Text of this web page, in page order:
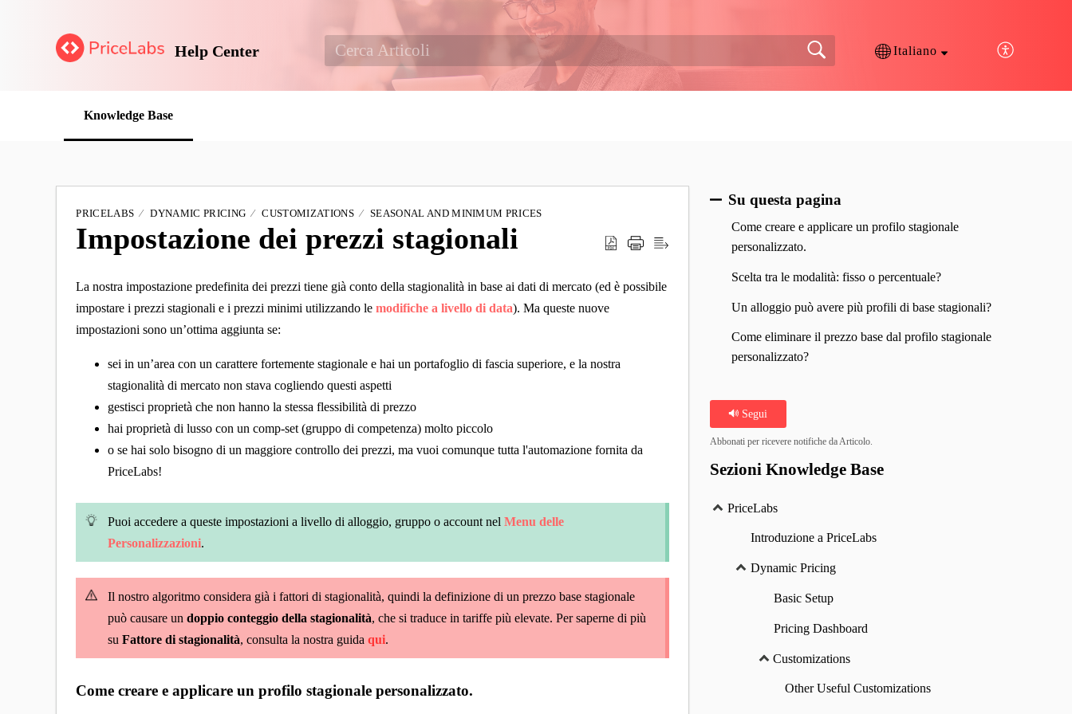
Help Center Italiano
Knowledge Base
PRICELABS DYNAMIC PRICING CUSTOMIZATIONS SEASONAL AND MINIMUM PRICES
Impostazione dei prezzi stagionali
La nostra impostazione predefinita dei prezzi tiene già conto della stagionalità in base ai dati di mercato (ed è possibile
impostare i prezzi stagionali e i prezzi minimi utilizzando lemodifiche a livello di data). Ma queste nuove
impostazioni sono un’ottima aggiunta se:
sei in un’area con un carattere fortemente stagionale e hai un portafoglio di fascia superiore, e la nostra
stagionalità di mercato non stava cogliendo questi aspetti
gestisci proprietà che non hanno la stessa flessibilità di prezzo
hai proprietà di lusso con un comp-set (gruppo di competenza) molto piccolo
o se hai solo bisogno di un maggiore controllo dei prezzi, ma vuoi comunque tutta l'automazione fornita da
PriceLabs!
Puoi accedere a queste impostazioni a livello di alloggio, gruppo o account nelMenu delle
Personalizzazioni.
Il nostro algoritmo considera già i fattori di stagionalità, quindi la definizione di un prezzo base stagionale
può causare undoppio conteggio della stagionalità, che si traduce in tariffe più elevate. Per saperne di più
suFattore di stagionalità, consulta la nostra guidaqui.
Come creare e applicare un profilo stagionale personalizzato.
Su questa pagina
Come creare e applicare un profilo stagionale
personalizzato.
Scelta tra le modalità: fisso o percentuale?
Un alloggio può avere più profili di base stagionali?
Come eliminare il prezzo base dal profilo stagionale
personalizzato?
Segui
Abbonati per ricevere notifiche da Articolo.
Sezioni Knowledge Base
PriceLabs
Introduzione a PriceLabs
Dynamic Pricing
Basic Setup
Pricing Dashboard
Customizations
Other Useful Customizations